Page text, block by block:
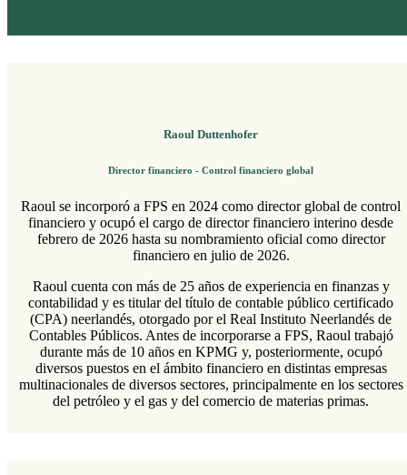
Raoul Duttenhofer
Director financiero - Control financiero global
Raoul se incorporó a FPS en 2024 como director global de control
financiero y ocupó el cargo de director financiero interino desde
febrero de 2026 hasta su nombramiento oficial como director
financiero en julio de 2026.
Raoul cuenta con más de 25 años de experiencia en finanzas y
contabilidad y es titular del título de contable público certificado
(CPA) neerlandés, otorgado por el Real Instituto Neerlandés de
Contables Públicos. Antes de incorporarse a FPS, Raoul trabajó
durante más de 10 años en KPMG y, posteriormente, ocupó
diversos puestos en el ámbito financiero en distintas empresas
multinacionales de diversos sectores, principalmente en los sectores
del petróleo y el gas y del comercio de materias primas.